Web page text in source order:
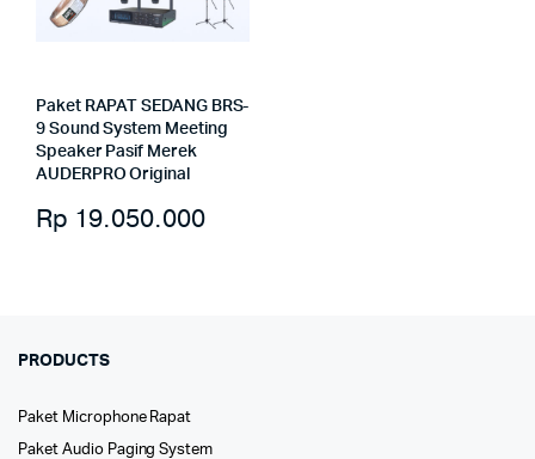
Paket RAPAT SEDANG BRS-
9 Sound System Meeting
Speaker Pasif Merek
AUDERPRO Original
Rp 19.050.000
PRODUCTS
Paket Microphone Rapat
Paket Audio Paging System